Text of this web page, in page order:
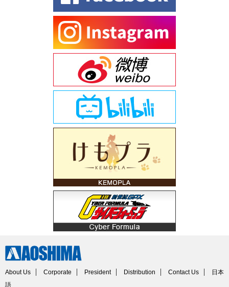
About Us Corporate President Distribution Contact Us
日本
語